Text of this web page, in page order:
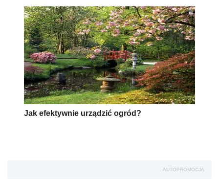
Jak efektywnie urządzić ogród?
AUTOPROMOCJA